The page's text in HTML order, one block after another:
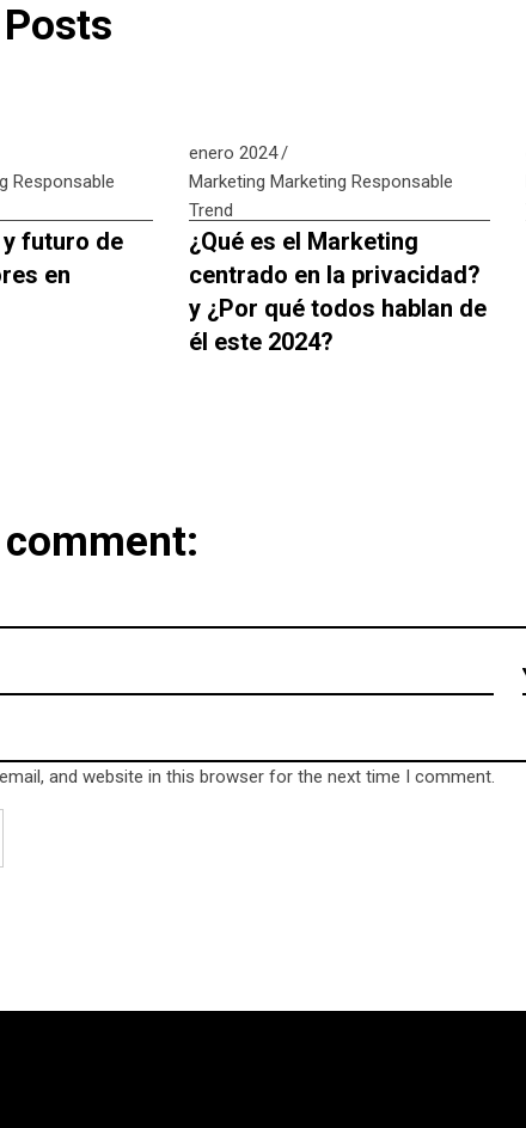
Responsable
futuro de
en
enero 2024
Marketing Marketing Responsable
Trend
¿Qué es el Marketing
centrado en la privacidad?
y ¿Por qué todos hablan de
él este 2024?
comment:
and website in this browser for the next time I comment.